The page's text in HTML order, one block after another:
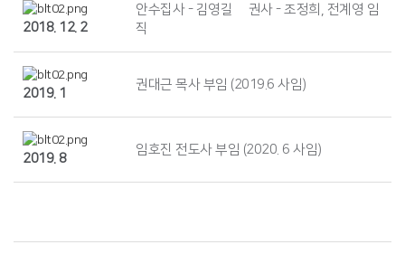
2018. 12. 2
안수집사 - 김영길 권사 - 조정희, 전계영 임
직
2019. 1
권대근 목사 부임 (2019.6 사임)
2019. 8
임호진 전도사 부임 (2020. 6 사임)